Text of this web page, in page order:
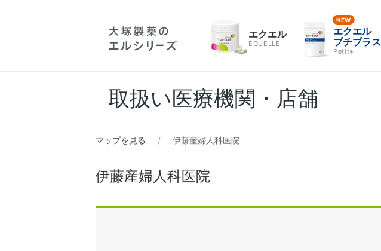
エクエル
EQUELLE
エクエル
プチプラス
Petit+
取扱い医療機関・店舗
マップを見る 伊藤産婦人科医院
伊藤産婦人科医院